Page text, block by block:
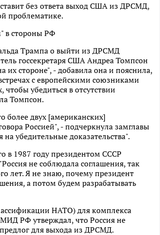
без ответа выход США из ДРСМД,
проблематике.
в стороны РФ
Трампа о выйти из ДРСМД
госсекретаря США Андреа Томпсон
их стороне", - добавила она и пояснила,
с европейскими союзниками
убедиться в отсутствии
Томпсон.
более двух [американских]
Россией", - подчеркнула замглавы
убедительные доказательства".
в 1987 году президентом СССР
не соблюдала соглашения, так
лет. Я не знаю, почему президент
а потом будем разрабатывать
НАТО) для комплекса
РФ утверждал, что Россия не
для выхода из ДРСМД.